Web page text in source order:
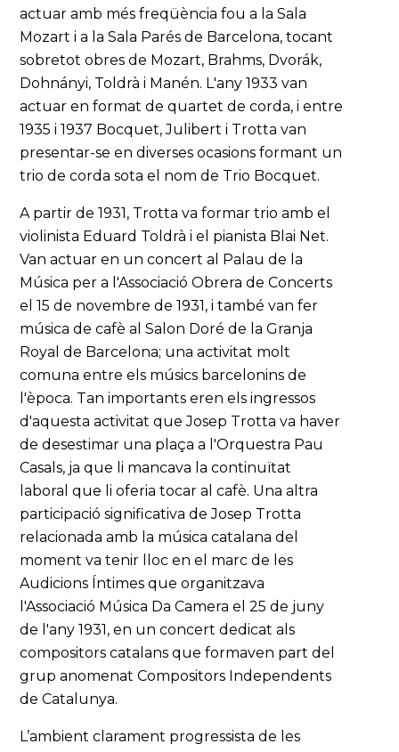
actuar amb més freqüència fou a la Sala
Mozart i a la Sala Parés de Barcelona, tocant
sobretot obres de Mozart, Brahms, Dvorák,
Dohnányi, Toldrà i Manén. L'any 1933 van
actuar en format de quartet de corda, i entre
1935 i 1937 Bocquet, Julibert i Trotta van
presentar-se en diverses ocasions formant un
trio de corda sota el nom de Trio Bocquet.
A partir de 1931, Trotta va formar trio amb el
violinista Eduard Toldrà i el pianista Blai Net.
Van actuar en un concert al Palau de la
Música per a l'Associació Obrera de Concerts
el 15 de novembre de 1931, i també van fer
música de cafè al Salon Doré de la Granja
Royal de Barcelona; una activitat molt
comuna entre els músics barcelonins de
l'època. Tan importants eren els ingressos
d'aquesta activitat que Josep Trotta va haver
de desestimar una plaça a l'Orquestra Pau
Casals, ja que li mancava la continuïtat
laboral que li oferia tocar al cafè. Una altra
participació significativa de Josep Trotta
relacionada amb la música catalana del
moment va tenir lloc en el marc de les
Audicions Íntimes que organitzava
l'Associació Música Da Camera el 25 de juny
de l'any 1931, en un concert dedicat als
compositors catalans que formaven part del
grup anomenat Compositors Independents
de Catalunya.
L’ambient clarament progressista de les